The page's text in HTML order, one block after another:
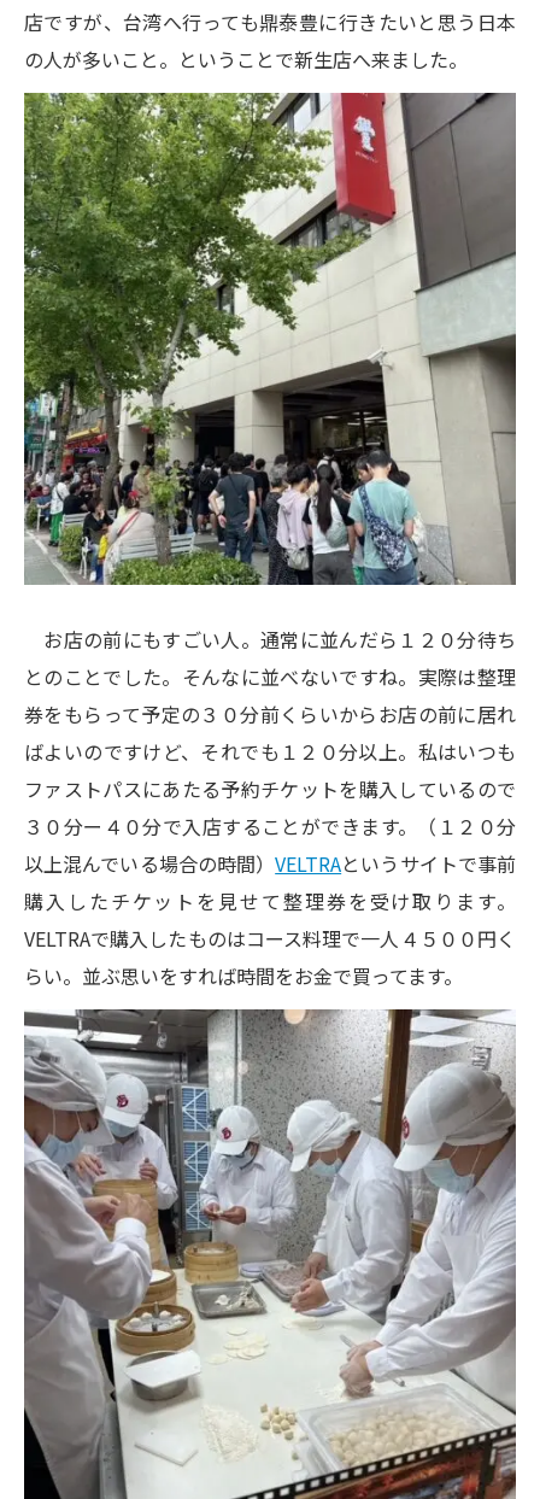
店ですが、台湾へ行っても鼎泰豊に行きたいと思う日本
の人が多いこと。ということで新生店へ来ました。
お店の前にもすごい人。通常に並んだら１２０分待ち
とのことでした。そんなに並べないですね。実際は整理
券をもらって予定の３０分前くらいからお店の前に居れ
ばよいのですけど、それでも１２０分以上。私はいつも
ファストパスにあたる予約チケットを購入しているので
３０分ー４０分で入店することができます。（１２０分
以上混んでいる場合の時間）VELTRAというサイトで事前
購入したチケットを見せて整理券を受け取ります。
VELTRAで購入したものはコース料理で一人４５００円く
らい。並ぶ思いをすれば時間をお金で買ってます。